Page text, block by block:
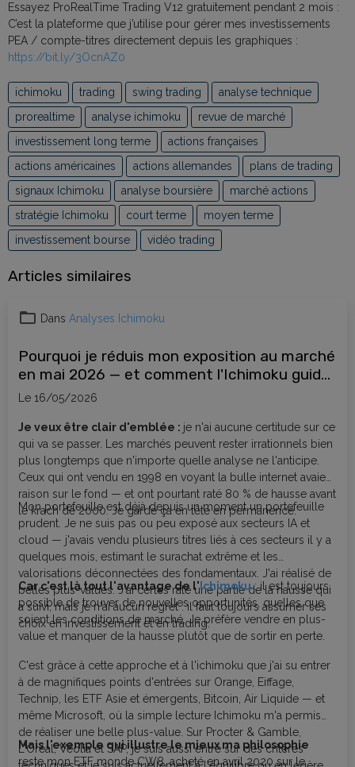
Essayez ProRealTime Trading V12 gratuitement pendant 2 mois :
C’est la plateforme que j’utilise pour gérer mes investissements
PEA / compte-titres directement depuis les graphiques :
https://bit.ly/3OcnAZ0
ichimoku trading swing trading
analyse technique
prorealtime
analyse ichimoku
revue de marché
investissement long terme
actions françaises
actions américaines
actions allemandes
plans de trading
signaux Ichimoku
analyse boursière
marché actions
stratégie Ichimoku
court terme
moyen terme
investissement bourse
vidéo trading
Articles similaires
Dans Analyses Ichimoku
Pourquoi je réduis mon exposition au marché
en mai 2026 — et comment l'Ichimoku guide
mes décisions
Le 16/05/2026
Je veux être clair d'emblée : je n'ai aucune certitude sur ce
qui va se passer. Les marchés peuvent rester irrationnels bien
plus longtemps que n'importe quelle analyse ne l'anticipe.
Ceux qui ont vendu en 1998 en voyant la bulle internet avaient
raison sur le fond — et ont pourtant raté 80 % de hausse avant
le krach de 2000. Je garde ça en tête en permanence.
Mon portefeuille est déjà depuis un moment un portefeuille
prudent. Je ne suis pas ou peu exposé aux secteurs IA et
cloud — j'avais vendu plusieurs titres liés à ces secteurs il y a
quelques mois, estimant le surachat extrême et les
valorisations déconnectées des fondamentaux. J'ai réalisé de
belles plus-values. J'ai certes raté une partie de la hausse qui
a suivi, mais je n'ai aucun regret : il faut toujours assumer ses
choix en investissement et en trading.
Car c'est là tout l'avantage de l'Ichimoku: il est toujours
possible de trouver de nouvelles opportunités, quelles que
soient les conditions de marché. Je préfère vendre en plus-
value et manquer de la hausse plutôt que de sortir en perte.
C'est grâce à cette approche et à l'ichimoku que j'ai su entrer
à de magnifiques points d'entrées sur Orange, Eiffage,
Technip, les ETF Asie et émergents, Bitcoin, Air Liquide — et
même Microsoft, où la simple lecture Ichimoku m'a permis
de réaliser une belle plus-value. Sur Procter & Gamble,
L'Oréal, Véolia et SAP, je suis aussi entré sur des critères
Mais l'exemple qui illustre le mieux ma philosophie
reste mon ETF monde CW8, acheté en avril 2020 sur le